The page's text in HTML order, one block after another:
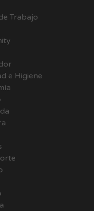
Trabajo
e Higiene